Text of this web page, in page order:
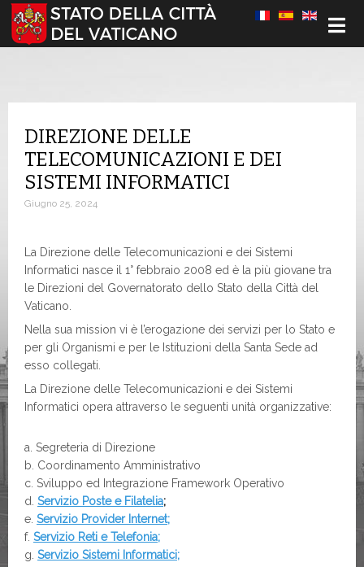
Seleziona la tua lingua
DIREZIONE DELLE
TELECOMUNICAZIONI E DEI
SISTEMI INFORMATICI
Giugno 25, 2024
La Direzione delle Telecomunicazioni e dei Sistemi
Informatici nasce il 1° febbraio 2008 ed è la più giovane tra
le Direzioni del Governatorato dello Stato della Città del
Vaticano.
Nella sua mission vi è l’erogazione dei servizi per lo Stato e
per gli Organismi e per le Istituzioni della Santa Sede ad
esso collegati.
La Direzione delle Telecomunicazioni e dei Sistemi
Informatici opera attraverso le seguenti unità organizzative:
Segreteria di Direzione
Coordinamento Amministrativo
Sviluppo ed Integrazione Framework Operativo
Servizio Poste e Filatelia;
Servizio Provider Internet;
Servizio Reti e Telefonia;
Servizio Sistemi Informatici;